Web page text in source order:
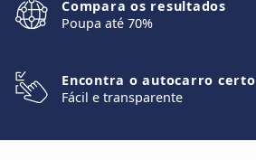
Compara os resultados
Poupa até 70%
Encontra o autocarro certo
Fácil e transparente